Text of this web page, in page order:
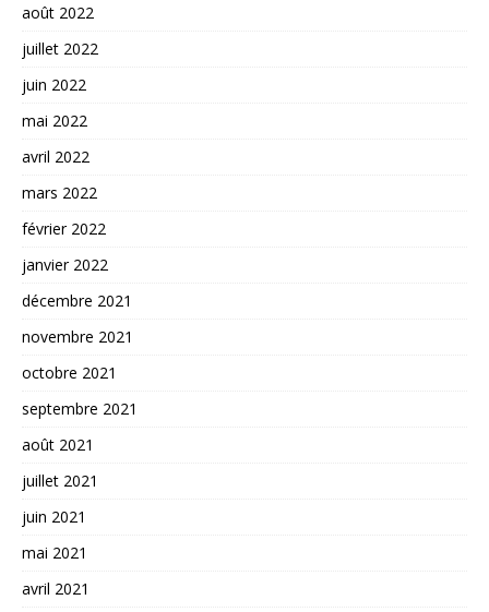
août 2022
juillet 2022
juin 2022
mai 2022
avril 2022
mars 2022
février 2022
janvier 2022
décembre 2021
novembre 2021
octobre 2021
septembre 2021
août 2021
juillet 2021
juin 2021
mai 2021
avril 2021